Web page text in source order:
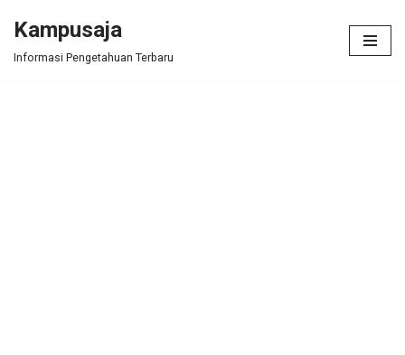
Skip
Kampusaja
Informasi Pengetahuan Terbaru